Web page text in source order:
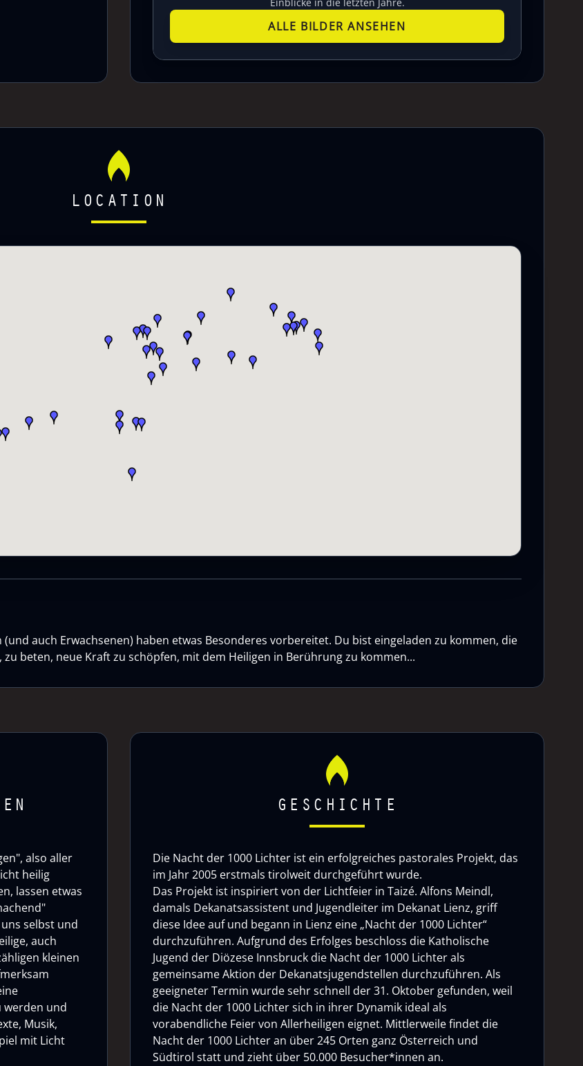
Einblicke in die letzten Jahre.
ALLE BILDER ANSEHEN
LOCATION
auch Erwachsenen) haben etwas Besonderes vorbereitet. Du bist eingeladen zu kommen, die
beten, neue Kraft zu schöpfen, mit dem Heiligen in Berührung zu kommen...
also aller
heilig
lassen etwas
selbst und
auch
kleinen
werden und
Musik,
mit Licht
GESCHICHTE
Die Nacht der 1000 Lichter ist ein erfolgreiches pastorales Projekt, das
im Jahr 2005 erstmals tirolweit durchgeführt wurde.
Das Projekt ist inspiriert von der Lichtfeier in Taizé. Alfons Meindl,
damals Dekanatsassistent und Jugendleiter im Dekanat Lienz, griff
diese Idee auf und begann in Lienz eine „Nacht der 1000 Lichter“
durchzuführen. Aufgrund des Erfolges beschloss die Katholische
Jugend der Diözese Innsbruck die Nacht der 1000 Lichter als
gemeinsame Aktion der Dekanatsjugendstellen durchzuführen. Als
geeigneter Termin wurde sehr schnell der 31. Oktober gefunden, weil
die Nacht der 1000 Lichter sich in ihrer Dynamik ideal als
vorabendliche Feier von Allerheiligen eignet. Mittlerweile findet die
Nacht der 1000 Lichter an über 245 Orten ganz Österreich und
Südtirol statt und zieht über 50.000 Besucher*innen an.